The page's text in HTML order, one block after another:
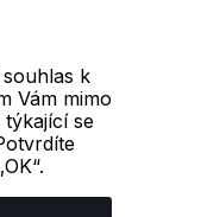
|Ochrana osobních
k
Vám mimo
se